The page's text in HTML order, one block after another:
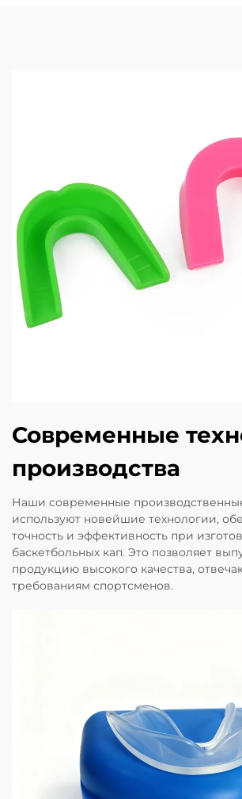
Современные
производства
Наши современные
используют новейшие технологии,
точность и эффективность при
баскетбольных кап. Это позволяет
продукцию высокого качества,
требованиям спортсменов.